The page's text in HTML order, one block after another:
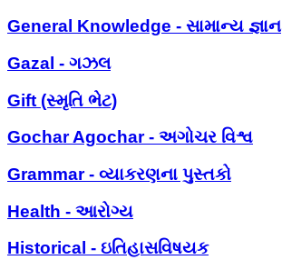
General Knowledge - સામાન્ય જ્ઞાન
Gazal - ગઝલ
Gift (સ્મૃતિ ભેટ)
Gochar Agochar - અગોચર વિશ્વ
Grammar - વ્યાકરણના પુસ્તકો
Health - આરોગ્ય
Historical - ઇતિહાસવિષયક